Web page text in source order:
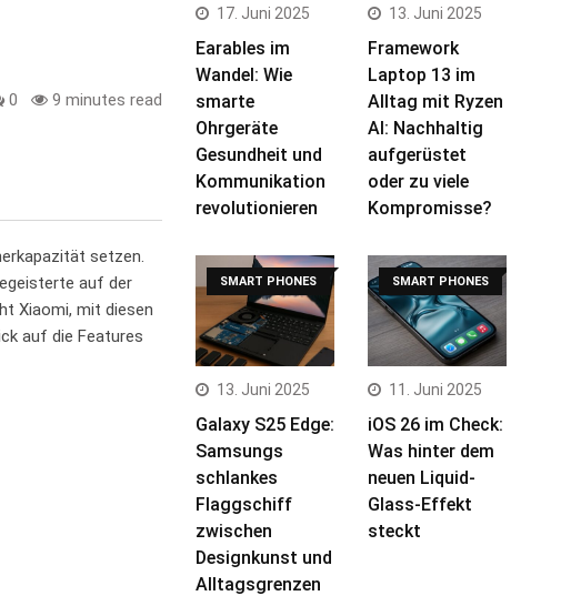
0 9 minutes read
setzen.
auf der
Xiaomi, mit diesen
auf die Features
17. Juni 2025
Earables im
Wandel: Wie
smarte
Ohrgeräte
Gesundheit und
Kommunikation
revolutionieren
13. Juni 2025
Framework
Laptop 13 im
Alltag mit Ryzen
AI: Nachhaltig
aufgerüstet
oder zu viele
Kompromisse?
SMART PHONES
13. Juni 2025
Galaxy S25 Edge:
Samsungs
schlankes
Flaggschiff
zwischen
Designkunst und
Alltagsgrenzen
SMART PHONES
11. Juni 2025
iOS 26 im Check:
Was hinter dem
neuen Liquid-
Glass-Effekt
steckt